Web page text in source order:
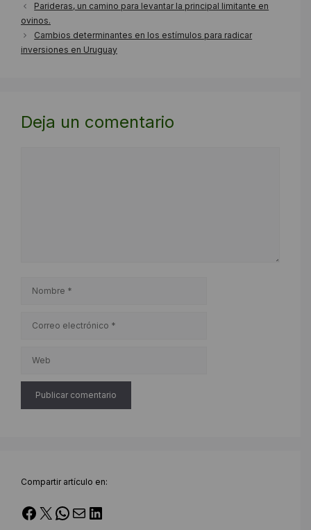
Parideras, un camino para levantar la principal limitante en
ovinos.
Cambios determinantes en los estímulos para radicar
inversiones en Uruguay
Deja un comentario
Nombre
Correo
Web
Compartir artículo en:
Facebook
X WhatsApp
Correo electrónico
LinkedIn